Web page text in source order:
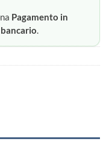
Pagamento in
.